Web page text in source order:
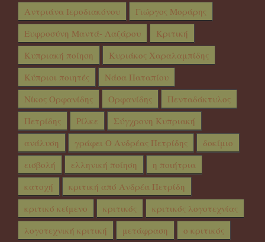
Αντριάνα Ιεροδιακόνου
Γιώργος Μοράρης
Ευφροσύνη Μαντά- Λαζάρου
Κριτική
Κυπριακή ποίηση
Κυριάκος Χαραλαμπίδης
Κύπριοι ποιητές
Νάσα Παταπίου
Νίκος Ορφανίδης
Ορφανίδης
Πενταδάκτυλος
Πετρίδης
Ρίλκε
Σύγχρονη Κυπριακή
ανάλυση
γράφει Ο Ανδρέας Πετρίδης
δοκίμιο
εισβολή
ελληνική ποίηση
η ποιήτρια
κατοχή
κριτική από Ανδρέα Πετρίδη
κριτικό κείμενο
κριτικός
κριτικός λογοτεχνίας
λογοτεχνική κριτική
μετάφραση ο κριτικός